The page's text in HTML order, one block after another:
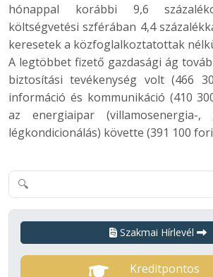
hónappal korábbi 9,6
költségvetési szférában 4,4
keresetek a közfoglalkoztatottak
A legtöbbet fizető gazdasági ág
biztosítási tevékenység volt (466
információ és kommunikáció (410
az energiaipar (villamosenergia-,
légkondicionálás) követte (391 100
Szakmai Hírlevél
Kreditpontos